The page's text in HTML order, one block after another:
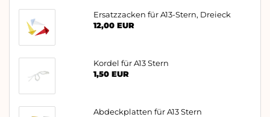
Ersatzzacken für A13-Stern, Dreieck
12,00 EUR
Kordel für A13 Stern
1,50 EUR
Abdeckplatten für A13 Stern